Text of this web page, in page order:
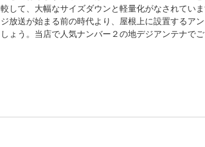
較して、大幅なサイズダウンと軽量化がなされてい
ジ放送が始まる前の時代より、屋根上に設置するア
しょう。当店で人気ナンバー２の地デジアンテナでご